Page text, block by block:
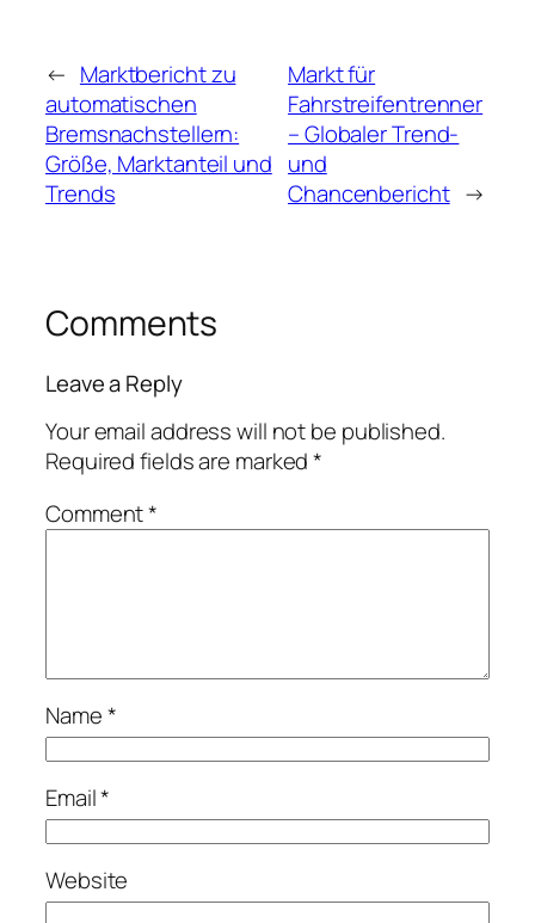
← Marktbericht zu
automatischen
Bremsnachstellern:
Größe, Marktanteil und
Trends
Markt für
Fahrstreifentrenner
– Globaler Trend-
und
Chancenbericht →
Comments
Leave a Reply
Your email address will not be published.
Required fields are marked*
Comment*
Name*
Email*
Website